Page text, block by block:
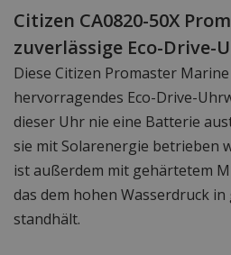
Citizen CA0820-50X
zuverlässige Eco-Drive-
Diese Citizen Promaster
hervorragendes Eco-Drive-
dieser Uhr nie eine Batterie
sie mit Solarenergie betrieben
ist außerdem mit gehärtetem
das dem hohen Wasserdruck
standhält.